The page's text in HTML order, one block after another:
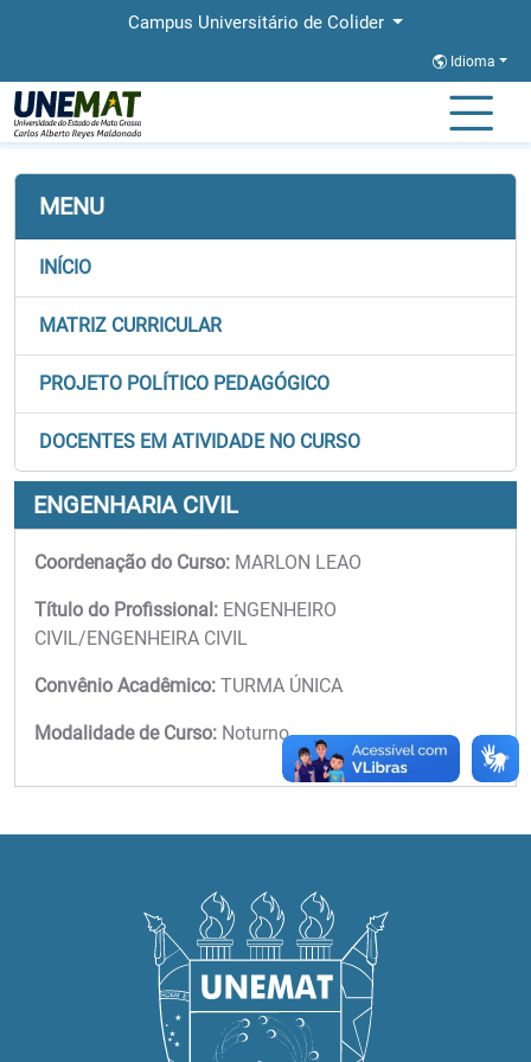
Campus Universitário de Colider
Idioma
Página Inicial Engenharia Civil
MENU
INÍCIO
MATRIZ CURRICULAR
PROJETO POLÍTICO PEDAGÓGICO
DOCENTES EM ATIVIDADE NO CURSO
ENGENHARIA CIVIL
Coordenação do Curso: MARLON LEAO
Título do Profissional: ENGENHEIRO
CIVIL/ENGENHEIRA CIVIL
Convênio Acadêmico: TURMA ÚNICA
Modalidade de Curso: Noturno